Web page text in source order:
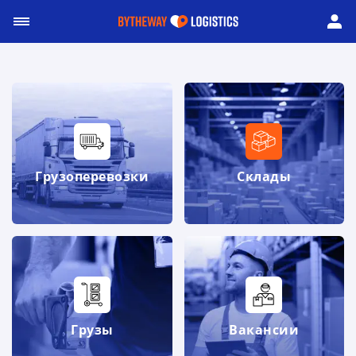
Грузоперевозки Склады
Грузы Вакансии